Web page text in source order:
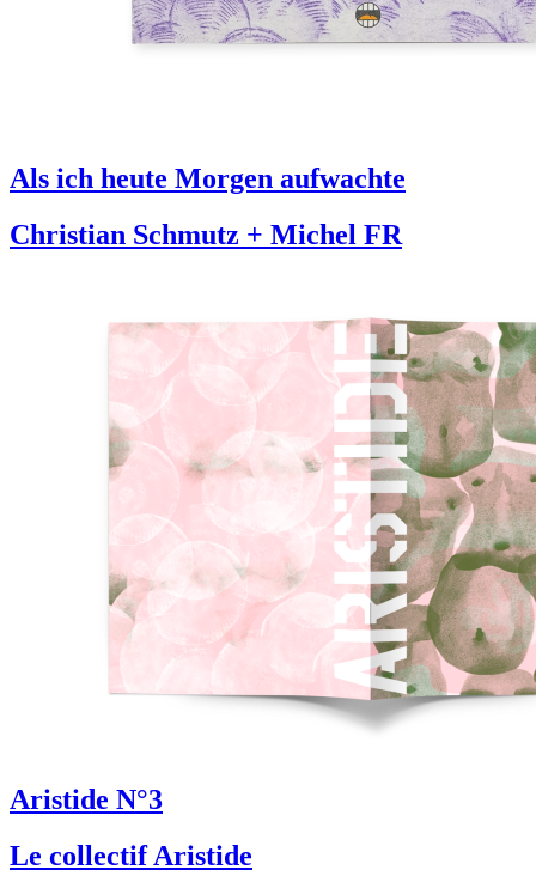
Als ich heute Morgen aufwachte
Christian Schmutz + Michel FR
Aristide N°3
Le collectif Aristide